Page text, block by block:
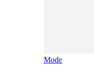
Mode